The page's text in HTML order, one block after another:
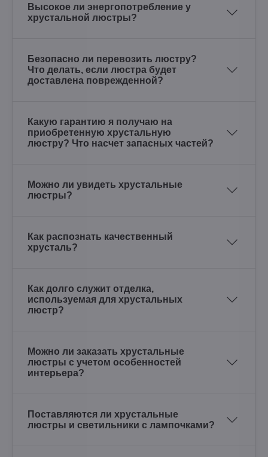
Высокое ли энергопотребление у
хрустальной люстры?
Безопасно ли перевозить люстру?
Что делать, если люстра будет
доставлена поврежденной?
Какую гарантию я получаю на
приобретенную хрустальную
люстру? Что насчет запасных частей?
Можно ли увидеть хрустальные
люстры?
Как распознать качественный
хрусталь?
Как долго служит отделка,
используемая для хрустальных
люстр?
Можно ли заказать хрустальные
люстры с учетом особенностей
интерьера?
Поставляются ли хрустальные
люстры и светильники с лампочками?